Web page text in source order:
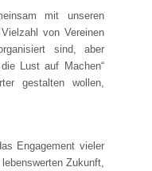
mit unseren
von Vereinen
sind, aber
Lust auf Machen“
gestalten wollen,
Engagement vieler
Zukunft,